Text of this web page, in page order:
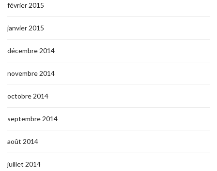
février 2015
janvier 2015
décembre 2014
novembre 2014
octobre 2014
septembre 2014
août 2014
juillet 2014